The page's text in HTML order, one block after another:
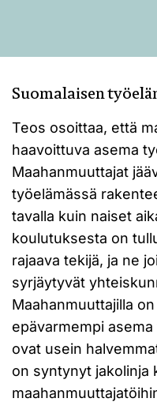
Suomalaisen
Teos osoittaa, että
haavoittuva asema
Maahanmuuttajat
työelämässä
tavalla kuin naiset
koulutuksesta on
rajaava tekijä, ja ne
syrjäytyvät
Maahanmuuttajilla
epävarmempi
ovat usein
on syntynyt jakolinja